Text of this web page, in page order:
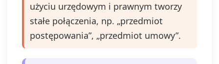
użyciu urzędowym i prawnym tworzy
stałe połączenia, np. „przedmiot
postępowania”, „przedmiot umowy”.